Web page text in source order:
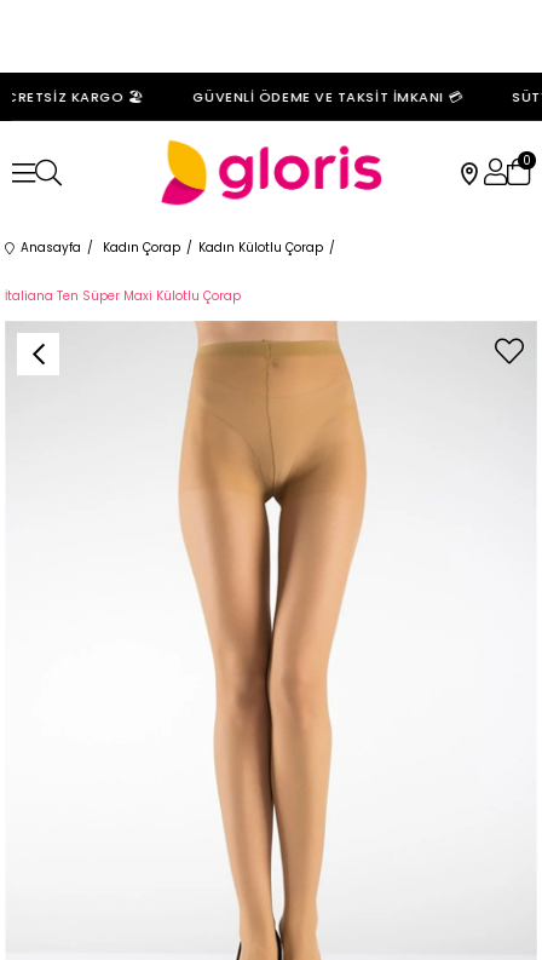
KARGO 🏖️ GÜVENLİ ÖDEME VE TAKSİT İMKANI 💳
0
Anasayfa Kadın Çorap Kadın Külotlu Çorap
İtaliana Ten Süper Maxi Külotlu Çorap